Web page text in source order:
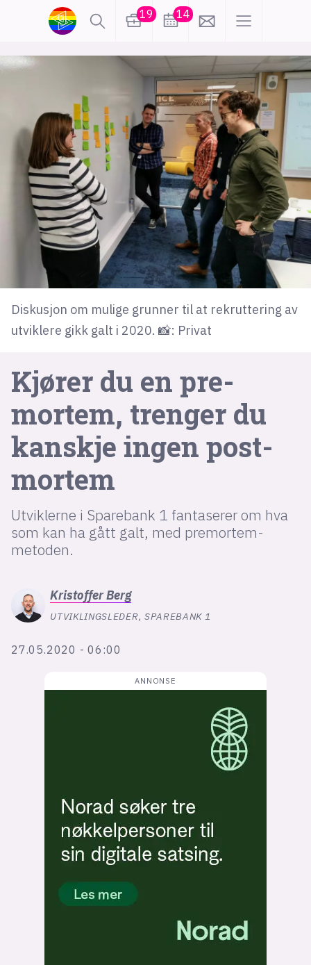
19 14
Diskusjon om mulige grunner til at rekruttering av
utviklere gikk galt i 2020. 📸: Privat
Kjører du en pre-
mortem, trenger du
kanskje ingen post-
mortem
Utviklerne i Sparebank 1 fantaserer om hva
som kan ha gått galt, med premortem-
metoden.
KristofferBerg
UTVIKLINGSLEDER, SPAREBANK 1
27.05.2020 - 06:00
KI
karriere
meninger
utdanning sikkerhet
kontor
frontend
backend
apputvikling
devops
IoT
design
tilgjengelighet
ukas koder
inn/ut
mørk modus
nyhetsbrev
kode24-klubben
LinkedIn
Bluesky
Facebook
annonsepriser
suksesshistorier
Bli firmapartner